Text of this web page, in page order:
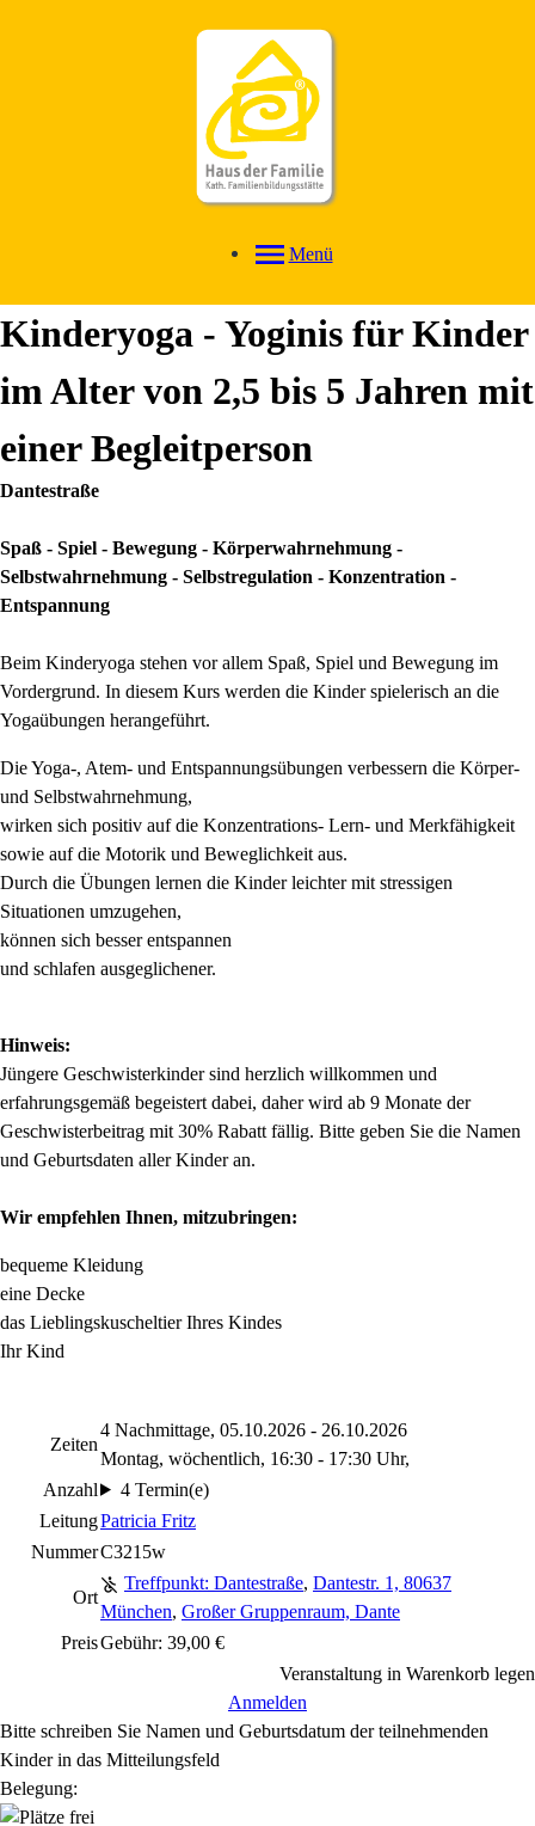
Menü
Kinderyoga - Yoginis für Kinder
im Alter von 2,5 bis 5 Jahren mit
einer Begleitperson
Dantestraße
Spaß - Spiel - Bewegung - Körperwahrnehmung -
Selbstwahrnehmung - Selbstregulation - Konzentration -
Entspannung
Beim Kinderyoga stehen vor allem Spaß, Spiel und Bewegung im
Vordergrund. In diesem Kurs werden die Kinder spielerisch an die
Yogaübungen herangeführt.
Die Yoga-, Atem- und Entspannungsübungen verbessern die Körper-
und Selbstwahrnehmung,
wirken sich positiv auf die Konzentrations- Lern- und Merkfähigkeit
sowie auf die Motorik und Beweglichkeit aus.
Durch die Übungen lernen die Kinder leichter mit stressigen
Situationen umzugehen,
können sich besser entspannen
und schlafen ausgeglichener.
Hinweis:
Jüngere Geschwisterkinder sind herzlich willkommen und
erfahrungsgemäß begeistert dabei, daher wird ab 9 Monate der
Geschwisterbeitrag mit 30% Rabatt fällig. Bitte geben Sie die Namen
und Geburtsdaten aller Kinder an.
Wir empfehlen Ihnen, mitzubringen:
bequeme Kleidung
eine Decke
das Lieblingskuscheltier Ihres Kindes
Ihr Kind
Zeiten
4 Nachmittage, 05.10.2026 - 26.10.2026
Montag, wöchentlich, 16:30 - 17:30 Uhr,
Anzahl
4 Termin(e)
LeitungPatricia Fritz
NummerC3215w
Ort
Treffpunkt: Dantestraße, Dantestr. 1, 80637
München, Großer Gruppenraum, Dante
PreisGebühr: 39,00 €
Veranstaltung in Warenkorb legen
Anmelden
Bitte schreiben Sie Namen und Geburtsdatum der teilnehmenden
Kinder in das Mitteilungsfeld
Belegung: